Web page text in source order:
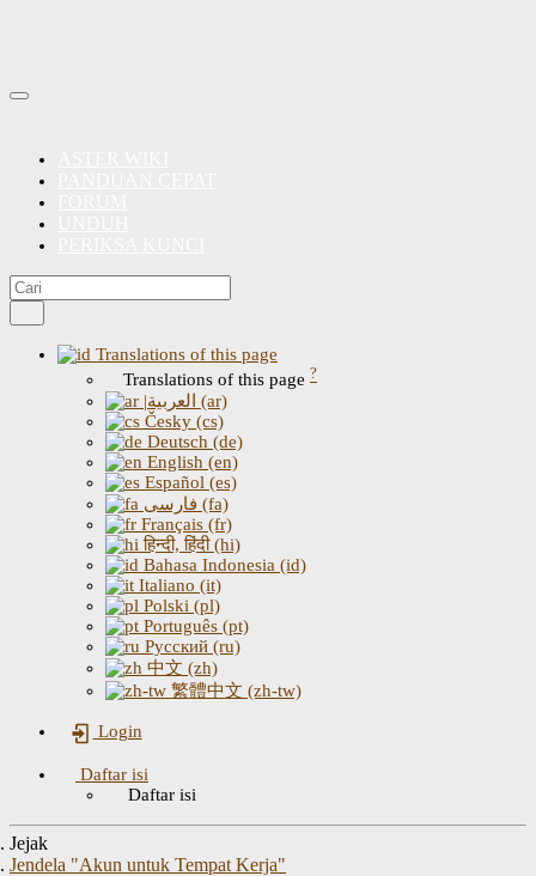
Translations of this page
Translations of this page ?
|العربية (ar)
Česky (cs)
Deutsch (de)
English (en)
Español (es)
فارسی (fa)
Français (fr)
हिन्दी, हिंदी (hi)
Bahasa Indonesia (id)
Italiano (it)
Polski (pl)
Português (pt)
Русский (ru)
中文 (zh)
繁體中文 (zh-tw)
Login
Daftar isi
Daftar isi
Jejak
Jendela "Akun untuk Tempat Kerja"